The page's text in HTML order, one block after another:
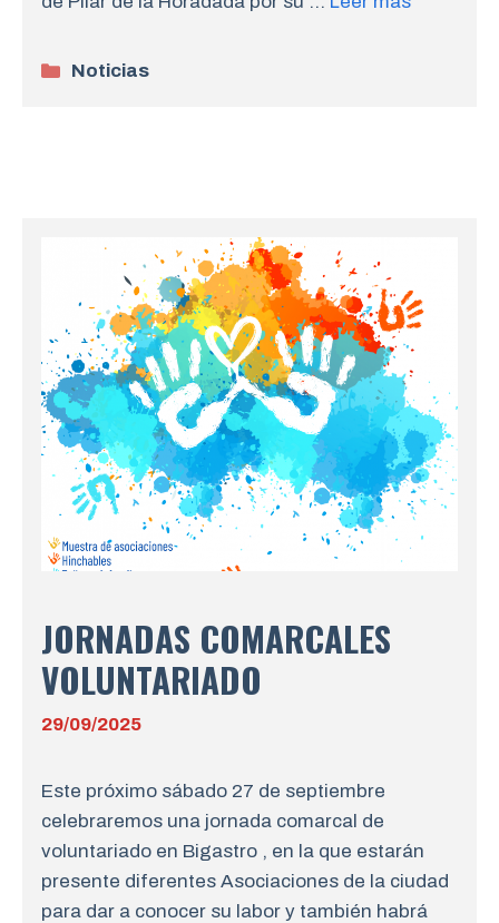
Categorías
Noticias
JORNADAS COMARCALES
VOLUNTARIADO
29/09/2025
Este próximo sábado 27 de septiembre
celebraremos una jornada comarcal de
voluntariado en Bigastro , en la que estarán
presente diferentes Asociaciones de la ciudad
para dar a conocer su labor y también habrá